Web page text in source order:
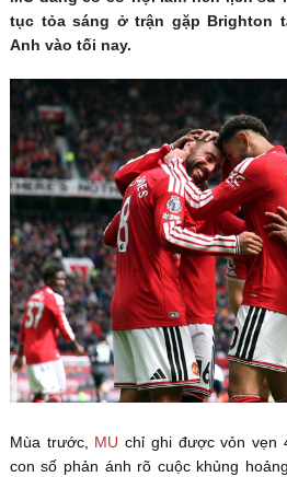
tục tỏa sáng ở trận gặp Brighton
Anh vào tối nay.
Mùa trước, MU chỉ ghi được vỏn vẹn
con số phản ánh rõ cuộc khủng